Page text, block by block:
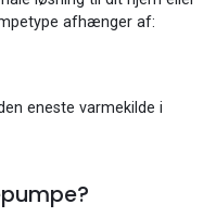
afhænger af:
eneste varmekilde i